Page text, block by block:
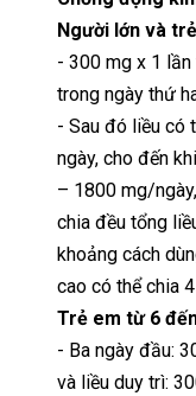
Người lớn và
- 300 mg x 1
trong ngày thứ
- Sau đó liều có
ngày, cho đến
– 1800 mg/
chia đều tổng
khoảng cách
cao có thể chia
Trẻ em từ 6
- Ba ngày đầu:
và liều duy trì: